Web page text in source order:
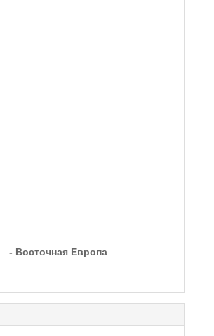
- Восточная Европа